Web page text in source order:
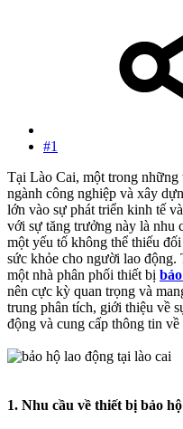
#1
Tại Lào Cai, một trong
ngành công nghiệp và xây
lớn vào sự phát triển kinh tế
với sự tăng trưởng này là nhu
một yếu tố không thể thiếu
sức khỏe cho người lao động.
một nhà phân phối thiết bị
nên cực kỳ quan trọng và
trung phân tích, giới thiệu về
động và cung cấp thông tin
1. Nhu cầu về thiết bị bảo